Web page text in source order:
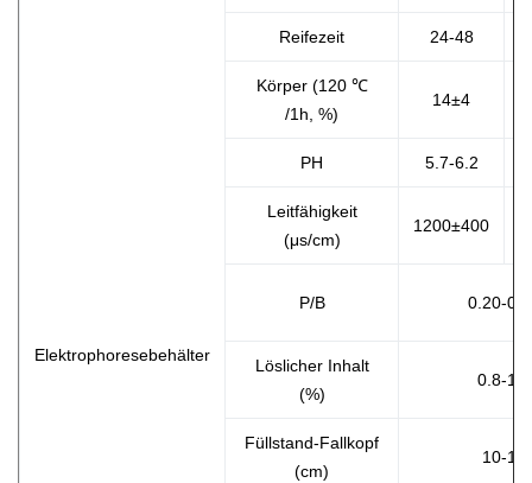
Elektrophoresebehälter
Reifezeit 24-48
Körper (120 ℃
/1h, %)
14±4
PH 5.7-6.2
Leitfähigkeit
(μs/cm)
1200±400
P/B 0.20-
Löslicher Inhalt
(%)
0.8-1.5
Füllstand-Fallkopf
(cm)
10-15